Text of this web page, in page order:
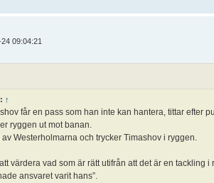
09:04:21
↑
får en pass som han inte kan hantera, tittar
ryggen ut mot banan.
av Westerholmarna och trycker Timashov i ryggen.
värdera vad som är rätt utifrån att det är en tackling
ansvaret varit hans”.